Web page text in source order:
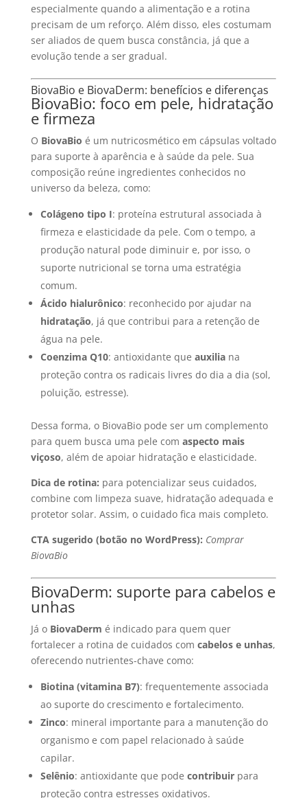
especialmente quando a alimentação e a rotina
precisam de um reforço. Além disso, eles costumam
ser aliados de quem busca constância, já que a
evolução tende a ser gradual.
BiovaBio e BiovaDerm: benefícios e diferenças
BiovaBio: foco em pele, hidratação
e firmeza
O BiovaBio é um nutricosmético em cápsulas voltado
para suporte à aparência e à saúde da pele. Sua
composição reúne ingredientes conhecidos no
universo da beleza, como:
Colágeno tipo I: proteína estrutural associada à
firmeza e elasticidade da pele. Com o tempo, a
produção natural pode diminuir e, por isso, o
suporte nutricional se torna uma estratégia
comum.
Ácido hialurônico: reconhecido por ajudar na
hidratação, já que contribui para a retenção de
água na pele.
Coenzima Q10: antioxidante que auxiliana
proteção contra os radicais livres do dia a dia (sol,
poluição, estresse).
Dessa forma, o BiovaBio pode ser um complemento
para quem busca uma pele com aspecto mais
viçoso, além de apoiar hidratação e elasticidade.
Dica de rotina: para potencializar seus cuidados,
combine com limpeza suave, hidratação adequada e
protetor solar. Assim, o cuidado fica mais completo.
CTA sugerido (botão no WordPress): Comprar
BiovaBio
BiovaDerm: suporte para cabelos e
unhas
Já o BiovaDerm é indicado para quem quer
fortalecer a rotina de cuidados com cabelos e unhas,
oferecendo nutrientes-chave como:
Biotina (vitamina B7): frequentemente associada
ao suporte do crescimento e fortalecimento.
Zinco: mineral importante para a manutenção do
organismo e com papel relacionado à saúde
capilar.
Selênio: antioxidante que pode contribuirpara
proteção contra estresses oxidativos.